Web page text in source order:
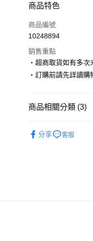
付款方式
信用卡一次付款
LINE Pay
Apple Pay
Google Pay
商品特色
商品編號
10248894
銷售重點
‧超商取貨如有多次
‧訂購前請先詳讀購
商品相關分類 (3)
分享 客服